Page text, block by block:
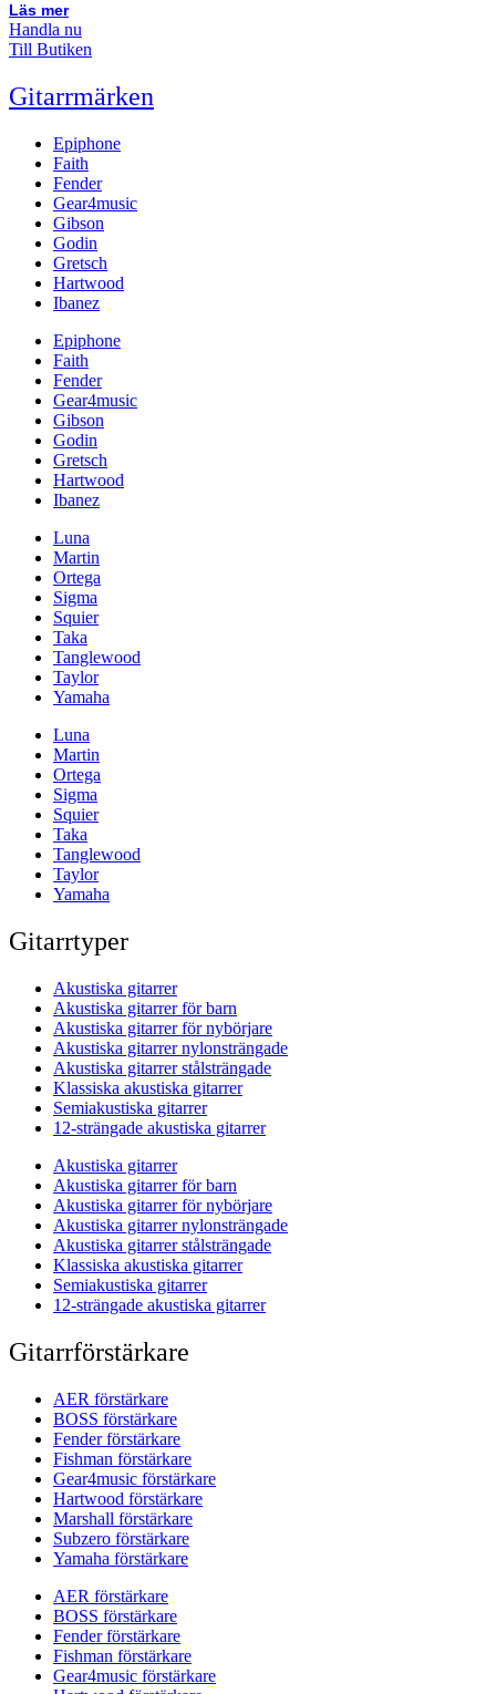
Läs mer
Handla nu
Till Butiken
Gitarrmärken
Epiphone
Faith
Fender
Gear4music
Gibson
Godin
Gretsch
Hartwood
Ibanez
Epiphone
Faith
Fender
Gear4music
Gibson
Godin
Gretsch
Hartwood
Ibanez
Luna
Martin
Ortega
Sigma
Squier
Taka
Tanglewood
Taylor
Yamaha
Luna
Martin
Ortega
Sigma
Squier
Taka
Tanglewood
Taylor
Yamaha
Gitarrtyper
Akustiska gitarrer
Akustiska gitarrer för barn
Akustiska gitarrer för nybörjare
Akustiska gitarrer nylonsträngade
Akustiska gitarrer stålsträngade
Klassiska akustiska gitarrer
Semiakustiska gitarrer
12-strängade akustiska gitarrer
Akustiska gitarrer
Akustiska gitarrer för barn
Akustiska gitarrer för nybörjare
Akustiska gitarrer nylonsträngade
Akustiska gitarrer stålsträngade
Klassiska akustiska gitarrer
Semiakustiska gitarrer
12-strängade akustiska gitarrer
Gitarrförstärkare
AER förstärkare
BOSS förstärkare
Fender förstärkare
Fishman förstärkare
Gear4music förstärkare
Hartwood förstärkare
Marshall förstärkare
Subzero förstärkare
Yamaha förstärkare
AER förstärkare
BOSS förstärkare
Fender förstärkare
Fishman förstärkare
Gear4music förstärkare